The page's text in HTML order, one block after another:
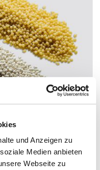
und Anzeigen zu
Medien anbieten
Webseite zu